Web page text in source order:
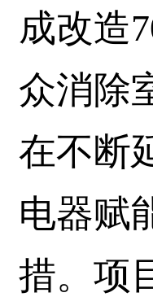
成改造
众消除
在不断
电器赋
措。项